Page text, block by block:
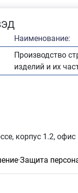
Наименование:
Производство
изделий и их
корпус 1.2, офис
·Защита